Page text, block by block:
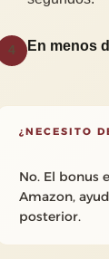
4 En menos
¿NECESITO
No. El bonus
Amazon,
posterior.